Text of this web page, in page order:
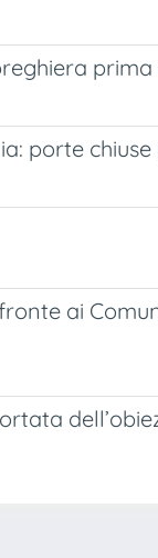
porte
ai